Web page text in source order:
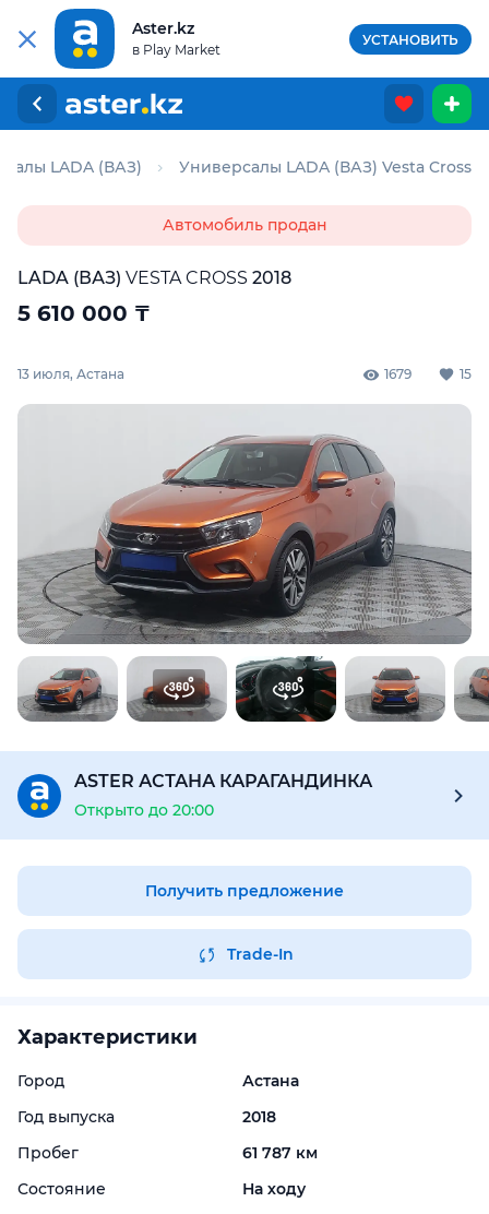
Aster.kz
в Play Market
УСТАНОВИТЬ
LADA (ВАЗ) Универсалы LADA (ВАЗ) Vesta Cross
Автомобиль продан
LADA (ВАЗ) VESTA CROSS 2018
5 610 000 ₸
13 июля, Астана 1679 15
Для этого авто доступен отчёт Aster Check
Предоставим подробную информацию об автомобиле:
техническое состояние, пробег, история осмотров,
юридическая проверка по базам РК и РФ
Купить отчёт за 1000₸
ASTER АСТАНА КАРАГАНДИНКА
Открыто до 20:00
Получить предложение
Trade-In
Характеристики
Город
Астана
Год выпуска
2018
Пробег
61 787 км
Состояние
На ходу